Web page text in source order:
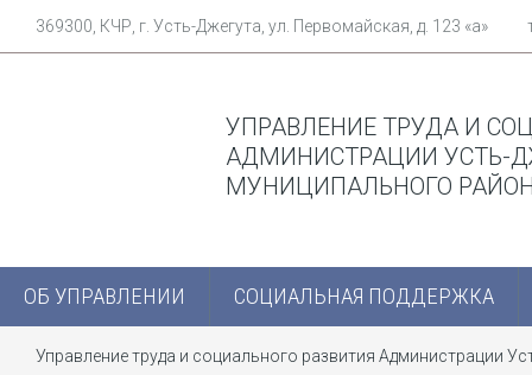
369300, КЧР, г. Усть-Джегута, ул. Первомайская, д. 123 «а»
УПРАВЛЕНИЕ ТРУДА И
АДМИНИСТРАЦИИ УСТЬ-
МУНИЦИПАЛЬНОГО
ОБ УПРАВЛЕНИИ СОЦИАЛЬНАЯ ПОДДЕРЖКА
Управление труда и социального развития Администрации